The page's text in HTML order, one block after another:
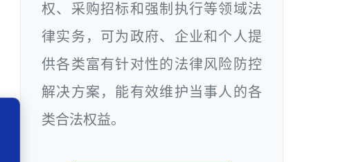
权、采购招标和强制执行等领域法
律实务，可为政府、企业和个人提
供各类富有针对性的法律风险防控
解决方案，能有效维护当事人的各
类合法权益。